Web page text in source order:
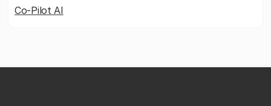
Co-Pilot AI